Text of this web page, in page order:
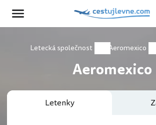
Letecká společnost Aeromexico
Aeromexico
Letenky